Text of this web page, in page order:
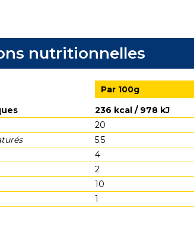
nutritionnelles
Par 100g
236 kcal / 978 kJ
20
5.5
4
2
10
1